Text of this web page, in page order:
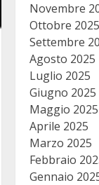
Novembre
Ottobre 2025
Settembre
Agosto 2025
Luglio 2025
Giugno 2025
Maggio 2025
Aprile 2025
Marzo 2025
Febbraio
Gennaio